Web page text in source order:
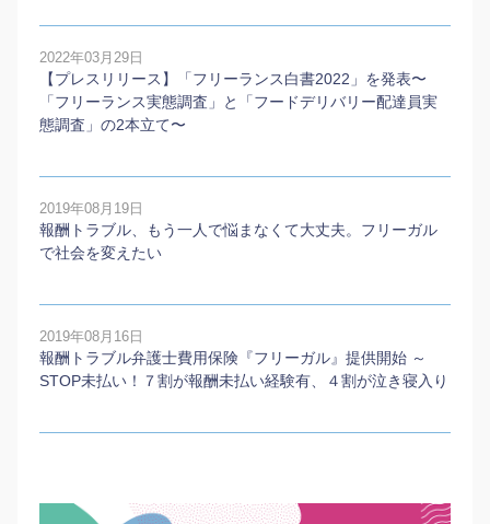
2022年03月29日
【プレスリリース】「フリーランス白書2022」を発表〜
「フリーランス実態調査」と「フードデリバリー配達員実
態調査」の2本⽴て〜
2019年08月19日
報酬トラブル、もう一人で悩まなくて大丈夫。フリーガル
で社会を変えたい
2019年08月16日
報酬トラブル弁護士費用保険『フリーガル』提供開始 ～
STOP未払い！７割が報酬未払い経験有、４割が泣き寝入り